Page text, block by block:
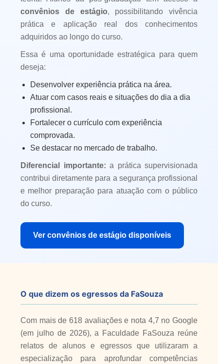
convênios de estágio, possibilitando vivência
prática e aplicação real dos conhecimentos
adquiridos ao longo do curso.
Essa é uma oportunidade estratégica para quem
deseja:
Desenvolver experiência prática na área.
Atuar com casos reais e situações do dia a dia
profissional.
Fortalecer o currículo com experiência
comprovada.
Se destacar no mercado de trabalho.
Diferencial importante: a prática supervisionada
contribui diretamente para a segurança profissional
e melhor preparação para atuação com o público
do curso.
Ver convênios de estágio disponíveis
O que dizem os egressos da FaSouza
Com mais de 618 avaliações e nota 4,7 no Google
(em julho de 2026), a Faculdade FaSouza reúne
relatos de alunos e egressos que utilizaram a
especialização para aprofundar competências